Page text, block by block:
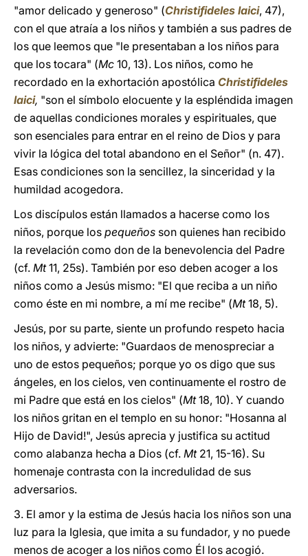
"amor delicado y generoso" (Christifideles laici, 47),
con el que atraía a los niños y también a sus padres de
los que leemos que "le presentaban a los niños para
que los tocara" (Mc 10, 13). Los niños, como he
recordado en la exhortación apostólica Christifideles
laici, "son el símbolo elocuente y la espléndida imagen
de aquellas condiciones morales y espirituales, que
son esenciales para entrar en el reino de Dios y para
vivir la lógica del total abandono en el Señor" (n. 47).
Esas condiciones son la sencillez, la sinceridad y la
humildad acogedora.
Los discípulos están llamados a hacerse como los
niños, porque los pequeños son quienes han recibido
la revelación como don de la benevolencia del Padre
(cf. Mt11, 25s). También por eso deben acoger a los
niños como a Jesús mismo: "El que reciba a un niño
como éste en mi nombre, a mí me recibe" (Mt18, 5).
Jesús, por su parte, siente un profundo respeto hacia
los niños, y advierte: "Guardaos de menospreciar a
uno de estos pequeños; porque yo os digo que sus
ángeles, en los cielos, ven continuamente el rostro de
mi Padre que está en los cielos" (Mt18, 10). Y cuando
los niños gritan en el templo en su honor: "Hosanna al
Hijo de David!", Jesús aprecia y justifica su actitud
como alabanza hecha a Dios (cf. Mt 21, 15-16). Su
homenaje contrasta con la incredulidad de sus
adversarios.
3. El amor y la estima de Jesús hacia los niños son una
luz para la Iglesia, que imita a su fundador, y no puede
menos de acoger a los niños como Él los acogió.